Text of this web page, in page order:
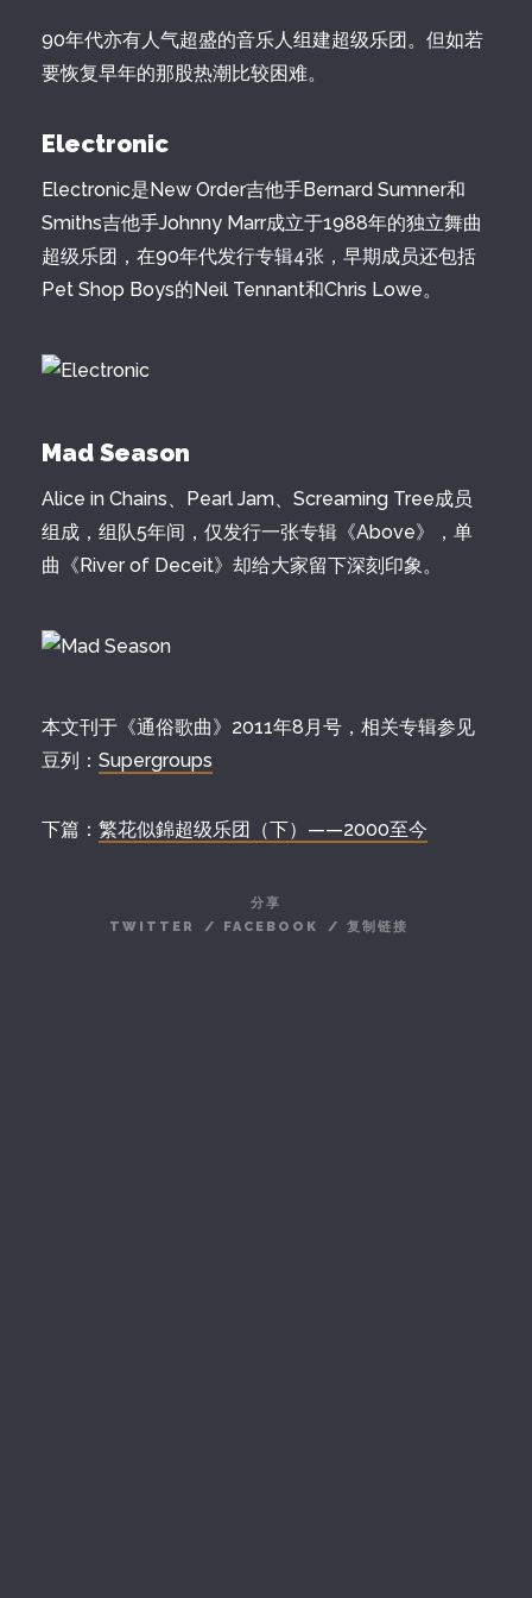
90年代亦有人气超盛的音乐人组建超级乐团。但如若
要恢复早年的那股热潮比较困难。
Electronic
Electronic是New Order吉他手Bernard Sumner和
Smiths吉他手Johnny Marr成立于1988年的独立舞曲
超级乐团，在90年代发行专辑4张，早期成员还包括
Pet Shop Boys的Neil Tennant和Chris Lowe。
Mad Season
Alice in Chains、Pearl Jam、Screaming Tree成员
组成，组队5年间，仅发行一张专辑《Above》，单
曲《River of Deceit》却给大家留下深刻印象。
本文刊于《通俗歌曲》2011年8月号，相关专辑参见
豆列： Supergroups
下篇： 繁花似錦超级乐团（下）——2000至今
分享
TWITTER
/ FACEBOOK / 复制链接